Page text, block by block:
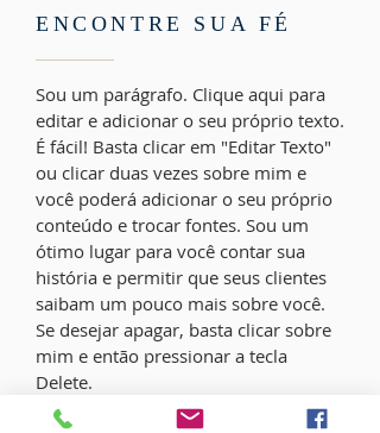
ENCONTRE SUA FÉ
Sou um parágrafo. Clique aqui para
editar e adicionar o seu próprio texto.
É fácil! Basta clicar em "Editar Texto"
ou clicar duas vezes sobre mim e
você poderá adicionar o seu próprio
conteúdo e trocar fontes. Sou um
ótimo lugar para você contar sua
história e permitir que seus clientes
saibam um pouco mais sobre você.
Se desejar apagar, basta clicar sobre
mim e então pressionar a tecla
Delete.